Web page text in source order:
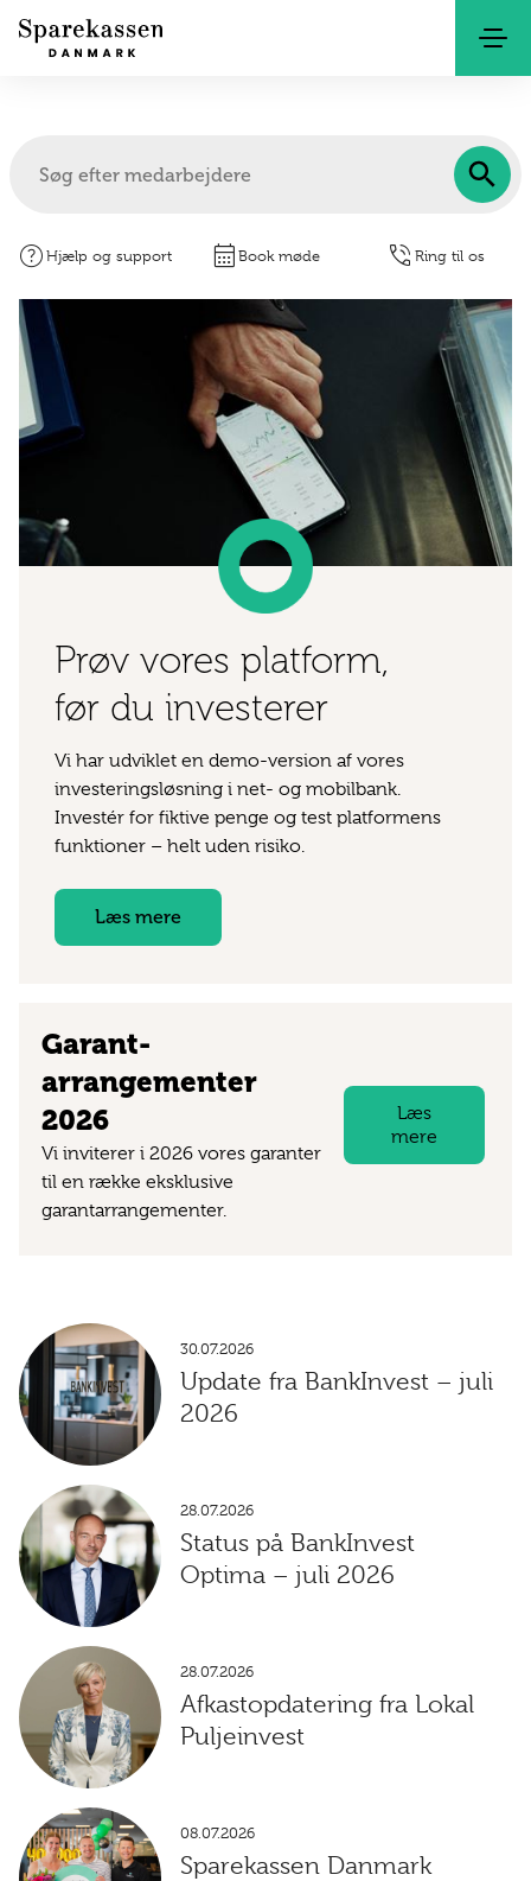
help Hjælp og support calendar_monthBook møde phone_in_talkRing til os
Prøv vores platform,
før du investerer
Vi har udviklet en demo-version af vores
investeringsløsning i net- og mobilbank.
Investér for fiktive penge og test platformens
funktioner – helt uden risiko.
Læs mere
Garant­
arrangementer
2026
Vi inviterer i 2026 vores garanter
til en række eksklusive
garantarrangementer.
Læs
mere
30.07.2026
Update fra BankInvest – juli
2026
28.07.2026
Status på BankInvest
Optima – juli 2026
28.07.2026
Afkastopdatering fra Lokal
Puljeinvest
08.07.2026
Sparekassen Danmark